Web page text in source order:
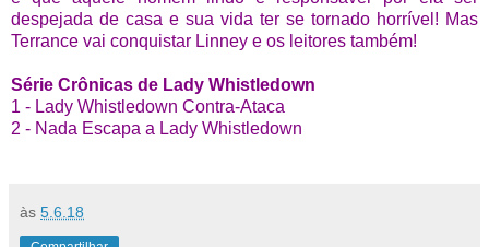
despejada de casa e sua vida ter se tornado horrível! Mas
Terrance vai conquistar Linney e os leitores também!
Série Crônicas de Lady Whistledown
1 - Lady Whistledown Contra-Ataca
2 - Nada Escapa a Lady Whistledown
às 5.6.18